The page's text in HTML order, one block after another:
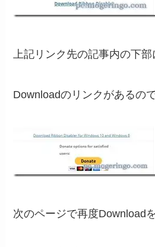
上記リンク先の記事内の下部
Downloadのリンクがあるの
次のページで再度Download